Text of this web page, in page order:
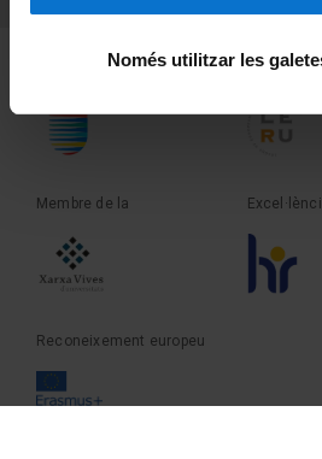
Només utilitzar les
Fundadora de la Membre
Membre de la
Reconeixement europeu